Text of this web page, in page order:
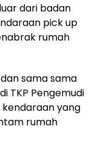
dari badan
pick up
rumah
sama sama
TKP Pengemudi
yang
rumah